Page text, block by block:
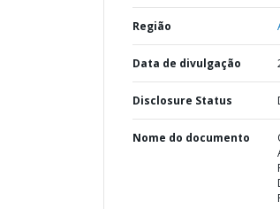
Região
Data de divulgação
Disclosure Status
Nome do documento